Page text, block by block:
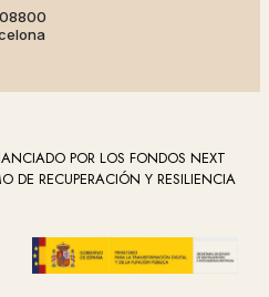
POR LOS FONDOS NEXT
DE RECUPERACIÓN Y RESILIENCIA